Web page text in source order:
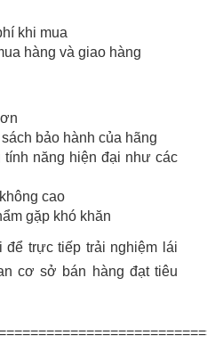
khi mua
hàng và giao hàng
bảo hành của hãng
tính năng hiện đại như các
cao
gặp khó khăn
để trực tiếp trải nghiệm lái
cơ sở bán hàng đạt tiêu